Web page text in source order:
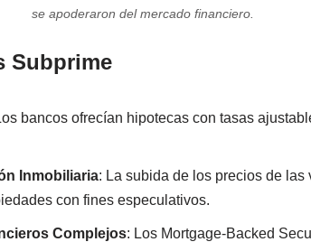
se apoderaron del mercado financiero.
Subprime
bancos ofrecían hipotecas con tasas
Inmobiliaria: La subida de los precios de
con fines especulativos.
Complejos: Los Mortgage-Backed